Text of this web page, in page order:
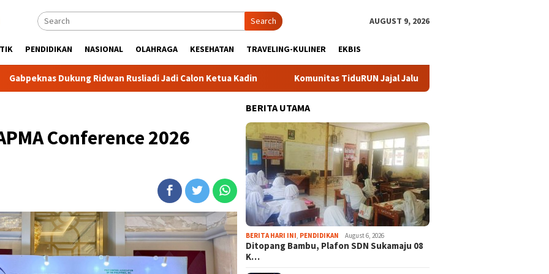
Search AUGUST 9, 2026
PENDIDIKAN NASIONAL OLAHRAGA KESEHATAN TRAVELING-KULINER EKBIS
Ridwan Rusliadi Jadi Calon Ketua Kadin Komunitas TiduRUN Jajal Jalur Baru Trekking dan Trail Run
Conference 2026
BERITA UTAMA
BERITA HARI INI PENDIDIKAN August 6, 2026
Ditopang Bambu, Plafon SDN Sukamaju 08
K…